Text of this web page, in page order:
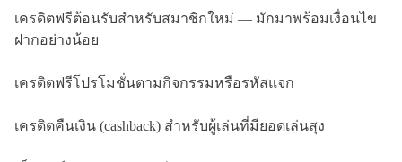
เครดิตฟรีต้อนรับสำหรับสมาชิกใหม่ — มักมาพร้อมเงื่อนไข
ฝากอย่างน้อย
เครดิตฟรีโปรโมชั่นตามกิจกรรมหรือรหัสแจก
เครดิตคืนเงิน (cashback) สำหรับผู้เล่นที่มียอดเล่นสุง